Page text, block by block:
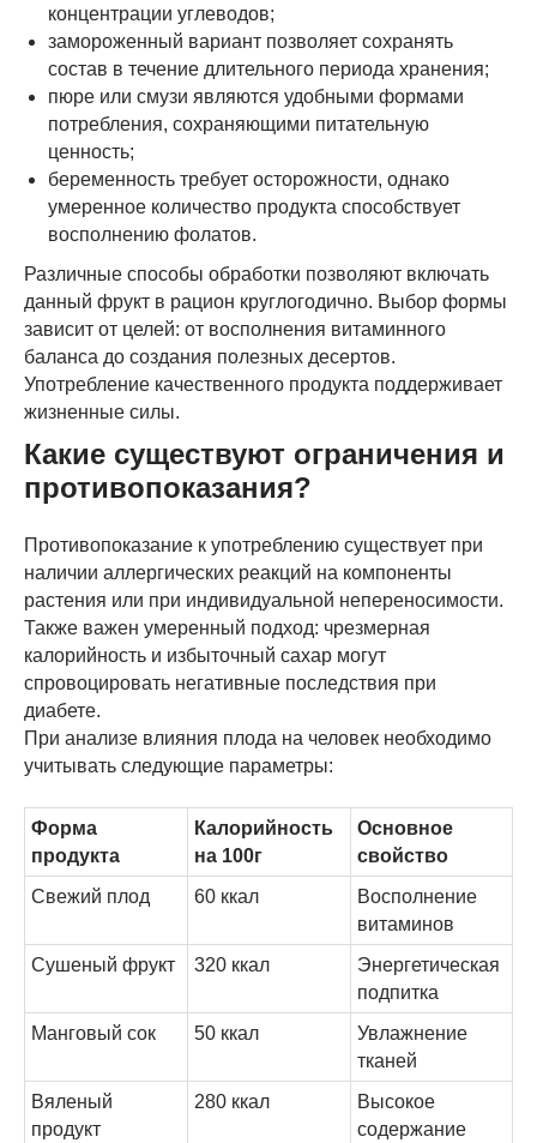
концентрации углеводов;
замороженный вариант позволяет сохранять
состав в течение длительного периода хранения;
пюре или смузи являются удобными формами
потребления, сохраняющими питательную
ценность;
беременность требует осторожности, однако
умеренное количество продукта способствует
восполнению фолатов.
Различные способы обработки позволяют включать
данный фрукт в рацион круглогодично. Выбор формы
зависит от целей: от восполнения витаминного
баланса до создания полезных десертов.
Употребление качественного продукта поддерживает
жизненные силы.
Какие существуют ограничения и
противопоказания?
Противопоказание к употреблению существует при
наличии аллергических реакций на компоненты
растения или при индивидуальной непереносимости.
Также важен умеренный подход: чрезмерная
калорийность и избыточный сахар могут
спровоцировать негативные последствия при
диабете.
При анализе влияния плода на человек необходимо
учитывать следующие параметры:
Форма
продукта
Калорийность
на 100г
Основное
свойство
Свежий плод
60 ккал
Восполнение
витаминов
Сушеный фрукт
320 ккал
Энергетическая
подпитка
Манговый сок
50 ккал
Увлажнение
тканей
Вяленый
продукт
280 ккал
Высокое
содержание